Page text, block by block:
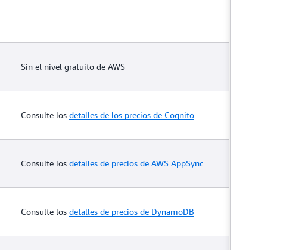
Sin el nivel gratuito de AWS
Consulte los detalles de los precios de Cognito
Consulte los detalles de precios de AWS AppSync
Consulte los detalles de precios de DynamoDB